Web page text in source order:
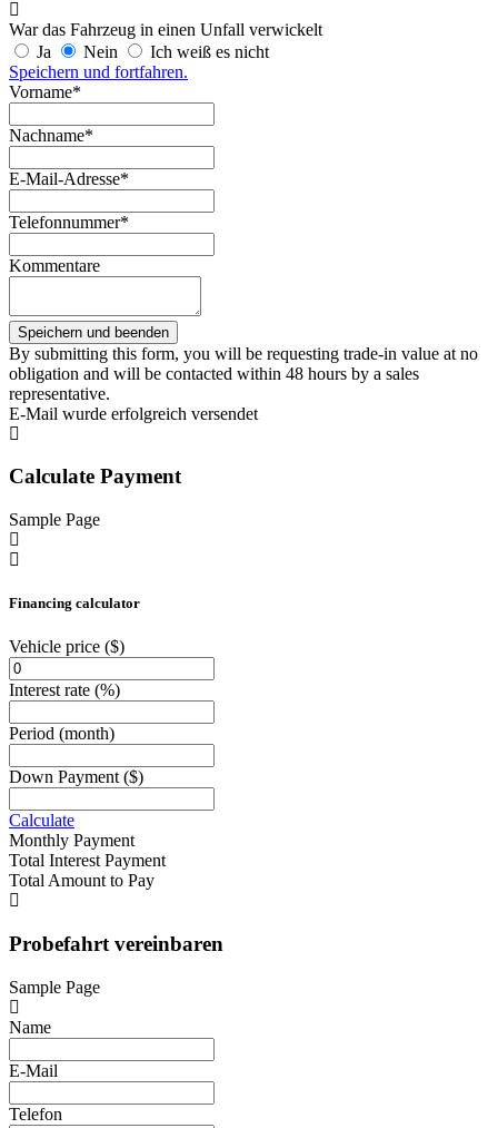
War das Fahrzeug in einen Unfall verwickelt
Ja
Nein
Ich weiß es nicht
Speichern und fortfahren.
Vorname*
Nachname*
E-Mail-Adresse*
Telefonnummer*
Kommentare
By submitting this form, you will be requesting trade-in value at no
obligation and will be contacted within 48 hours by a sales
representative.
E-Mail wurde erfolgreich versendet
Calculate Payment
Sample Page
Financing calculator
Vehicle price ($)
Interest rate (%)
Period (month)
Down Payment($)
Calculate
Monthly Payment
Total Interest Payment
Total Amount to Pay
Probefahrt vereinbaren
Sample Page
Name
E-Mail
Telefon